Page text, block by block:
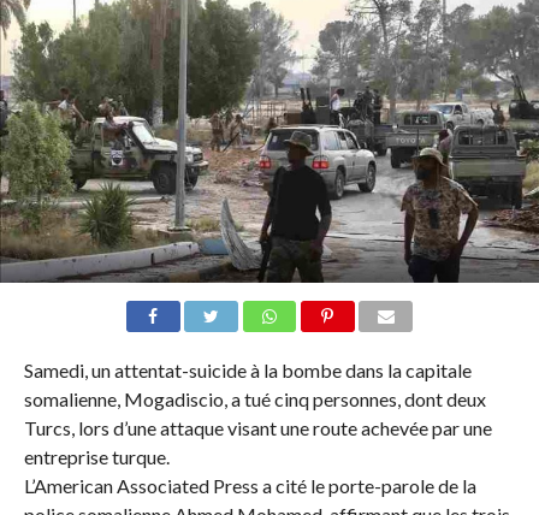
Samedi, un attentat-suicide à la bombe dans la capitale
somalienne, Mogadiscio, a tué cinq personnes, dont deux
Turcs, lors d’une attaque visant une route achevée par une
entreprise turque.
L’American Associated Press a cité le porte-parole de la